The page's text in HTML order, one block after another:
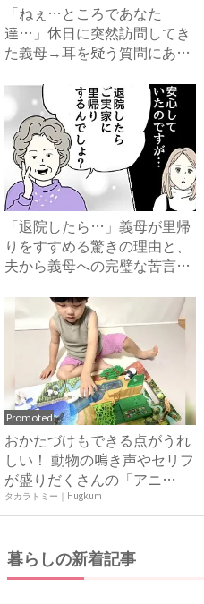
「ねぇ…ところであなた
達…」休日に突然訪問してき
た義母→耳を疑う質問にあ
「退院したら…」義母が里帰
りをすすめる驚きの理由と、
夫から義母への完璧な苦言
Promoted
おかたづけもできる点がうれ
しい！ 動物の鳴き声やセリフ
が盛りだくさんの「アニ
ア ...
タカラトミー｜Hugkum
暮らしの新着記事